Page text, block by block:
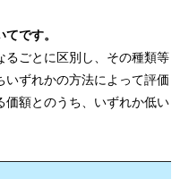
です。
るごとに区別し、その種類等
ずれかの方法によって評価
価額とのうち、いずれか低い